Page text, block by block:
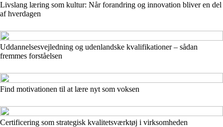
Livslang læring som kultur: Når forandring og innovation bliver en del
af hverdagen
Uddannelsesvejledning og udenlandske kvalifikationer – sådan
fremmes forståelsen
Find motivationen til at lære nyt som voksen
Certificering som strategisk kvalitetsværktøj i virksomheden